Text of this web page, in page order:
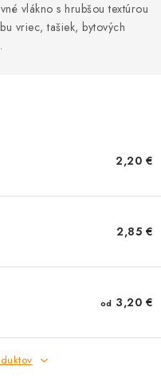
vlákno s hrubšou textúrou
vriec, tašiek, bytových
2,20 €
2,85 €
od 3,20 €